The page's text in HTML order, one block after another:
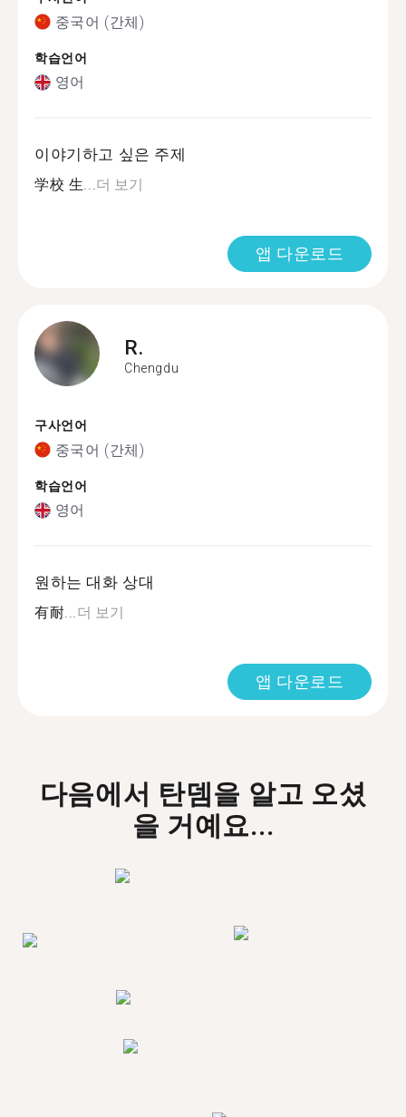
중국어 (간체)
학습언어
영어
이야기하고 싶은 주제
学校 生...더 보기
앱 다운로드
R.
Chengdu
구사언어
중국어 (간체)
학습언어
영어
원하는 대화 상대
有耐...더 보기
앱 다운로드
다음에서 탄뎀을 알고 오셨
을 거예요...